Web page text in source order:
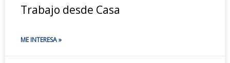
Trabajo desde Casa
ME INTERESA »